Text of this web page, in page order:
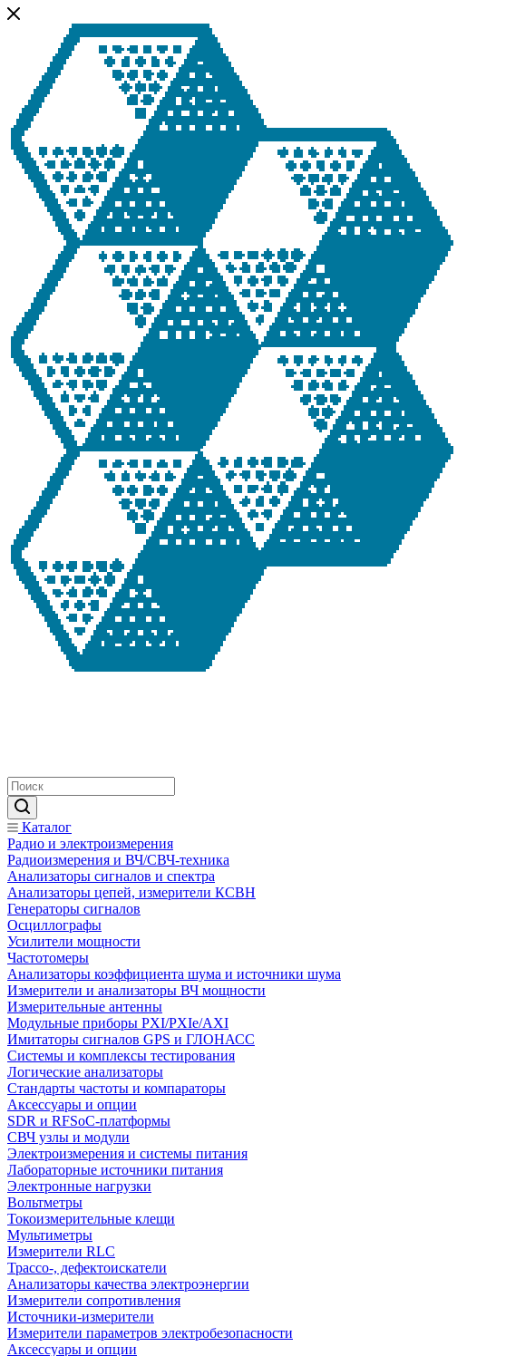
Каталог
Радио и электроизмерения
Радиоизмерения и ВЧ/СВЧ-техника
Анализаторы сигналов и спектра
Анализаторы цепей, измерители КСВН
Генераторы сигналов
Осциллографы
Усилители мощности
Частотомеры
Анализаторы коэффициента шума и источники шума
Измерители и анализаторы ВЧ мощности
Измерительные антенны
Модульные приборы PXI/PXIe/AXI
Имитаторы сигналов GPS и ГЛОНАСС
Системы и комплексы тестирования
Логические анализаторы
Стандарты частоты и компараторы
Аксессуары и опции
SDR и RFSoC‑платформы
СВЧ узлы и модули
Электроизмерения и системы питания
Лабораторные источники питания
Электронные нагрузки
Вольтметры
Токоизмерительные клещи
Мультиметры
Измерители RLC
Трассо-, дефектоискатели
Анализаторы качества электроэнергии
Измерители сопротивления
Источники-измерители
Измерители параметров электробезопасности
Аксессуары и опции